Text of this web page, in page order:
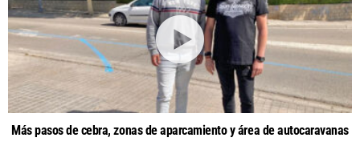
Más pasos de cebra, zonas de aparcamiento y área de autocaravanas